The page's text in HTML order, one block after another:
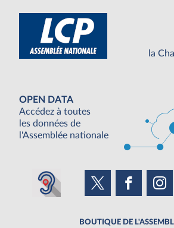
la
OPEN DATA
Accédez à toutes
les données de
l'Assemblée nationale
BOUTIQUE DE